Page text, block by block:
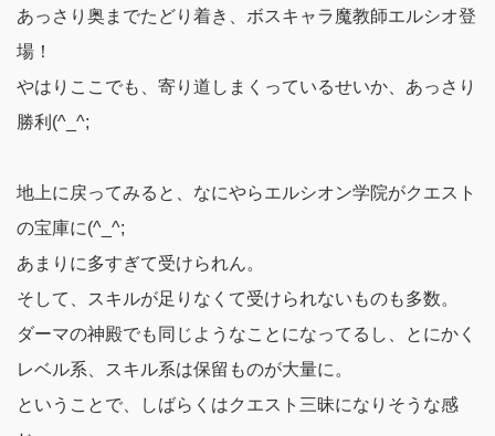
あっさり奥までたどり着き、ボスキャラ魔教師エルシオ登
場！
やはりここでも、寄り道しまくっているせいか、あっさり
勝利(^_^;
地上に戻ってみると、なにやらエルシオン学院がクエスト
の宝庫に(^_^;
あまりに多すぎて受けられん。
そして、スキルが足りなくて受けられないものも多数。
ダーマの神殿でも同じようなことになってるし、とにかく
レベル系、スキル系は保留ものが大量に。
ということで、しばらくはクエスト三昧になりそうな感